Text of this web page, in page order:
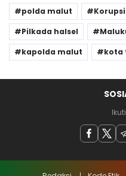
polda malut Korupsi
Pilkada halsel
kapolda malut
kota